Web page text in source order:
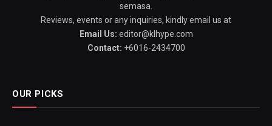
semasa.
Reviews, events or any inquiries, kindly email us at
Email Us: editor@klhype.com
Contact: +6016-2434700
OUR PICKS